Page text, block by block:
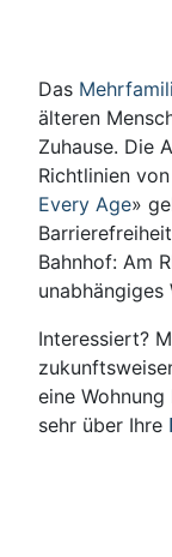
Das
älteren
Zuhause. Die
Richtlinien
Every Age»
Bahnhof: Am
Interessiert?
eine
sehr über Ihre